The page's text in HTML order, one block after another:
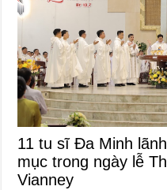
11 tu sĩ Đa Minh
mục trong ngày lễ
Vianney